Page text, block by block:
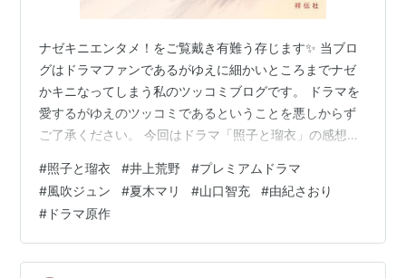
ナゼキニエンタメ！をご覧戴き有難う存じます✨ 当ブロ
グはドラマファンであるがゆえに細かいところまでナゼ
かキニなってしまう私のツッコミブログです。 ドラマを
愛するがゆえのツッコミであるということを悪しからず
ご了承ください。 今回はドラマ「照子と瑠衣」の感想で
とは 原作『照子と瑠衣』について 原作『照子と瑠衣』感
想 ドラマと原作の相違点 ドラマ「照子と瑠衣」とは ド
ラマ「照子と瑠衣」とは、2025年6月22日（日）に放送
を開始したNHKのBSドラマ↓ www.nhk.jp 私がこの作品
のことを知ったのはNHKの番宣でして、オープンカーに
#照子と瑠衣 #井上荒野 #プレミアムドラマ
#風吹ジュン #夏木マリ #山口智充 #由紀さおり
# ドラマ原作